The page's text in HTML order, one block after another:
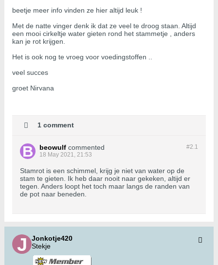
beetje meer info vinden ze hier altijd leuk !
Met de natte vinger denk ik dat ze veel te droog staan. Altijd
een mooi cirkeltje water gieten rond het stammetje , anders
kan je rot krijgen.
Het is ook nog te vroeg voor voedingstoffen ..
veel succes
groet Nirvana
1 comment
#2.1
beowulf commented
18 May 2021, 21:53
Stamrot is een schimmel, krijg je niet van water op de
stam te gieten. Ik heb daar nooit naar gekeken, altijd er
tegen. Anders loopt het toch maar langs de randen van
de pot naar beneden.
Jonkotje420
Stekje